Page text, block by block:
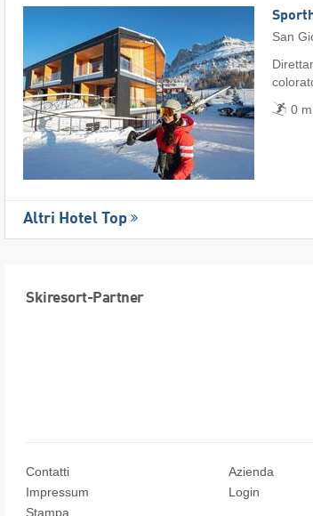
San
0
Altri Hotel Top
Skiresort-Partner
Contatti
Impressum
Stampa
Azienda
Login